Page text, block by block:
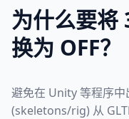
为什么要将
换为 OFF？
避免在 Unity 等程序
(skeletons/rig) 从